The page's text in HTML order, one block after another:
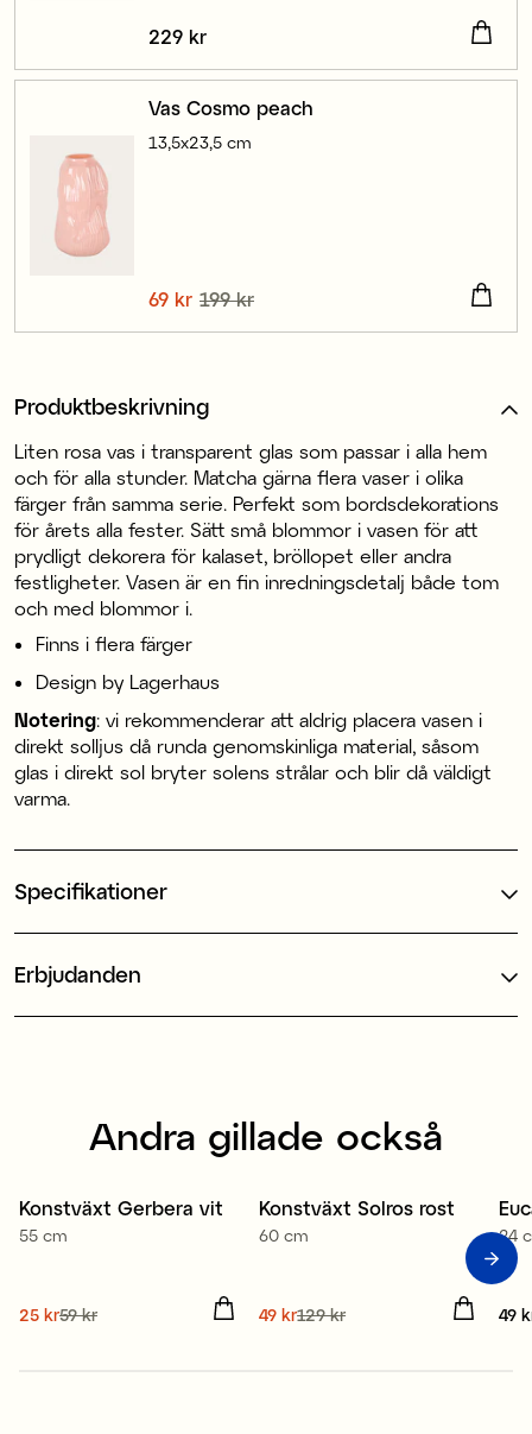
Pris:229 kr
229 kr
Vas Cosmo peach
13,5x23,5 cm
Nuvarande pris
69 kr 199 kr
Produktbeskrivning
Liten rosa vas i transparent glas som passar i alla hem
och för alla stunder. Matcha gärna flera vaser i olika
färger från samma serie. Perfekt som bordsdekorations
för årets alla fester. Sätt små blommor i vasen för att
prydligt dekorera för kalaset, bröllopet eller andra
festligheter. Vasen är en fin inredningsdetalj både tom
och med blommor i.
Finns i flera färger
Design by Lagerhaus
Notering: vi rekommenderar att aldrig placera vasen i
direkt solljus då runda genomskinliga material, såsom
glas i direkt sol bryter solens strålar och blir då väldigt
varma.
Specifikationer
Erbjudanden
Andra gillade också
Sale
Konstväxt Gerbera vit
55 cm
Nuvarande pris
25 kr59 kr
Sale
Konstväxt Solros rost
60 cm
Nuvarande pris
49 kr129 kr
24
Pris
49